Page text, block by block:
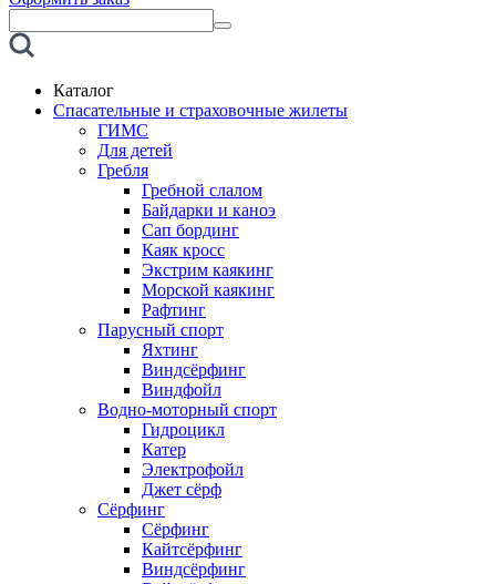
Каталог
Спасательные и страховочные жилеты
ГИМС
Для детей
Гребля
Гребной слалом
Байдарки и каноэ
Сап бординг
Каяк кросс
Экстрим каякинг
Морской каякинг
Рафтинг
Парусный спорт
Яхтинг
Виндсёрфинг
Виндфойл
Водно-моторный спорт
Гидроцикл
Катер
Электрофойл
Джет сёрф
Сёрфинг
Сёрфинг
Кайтсёрфинг
Виндсёрфинг